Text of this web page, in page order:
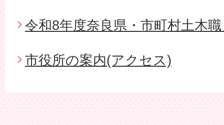
令和8年度奈良県・市町村土木
市役所の案内(アクセス)